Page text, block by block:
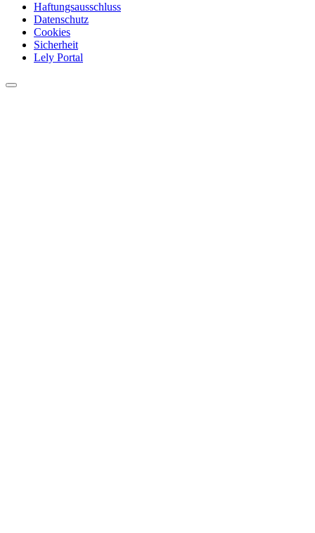
Haftungsausschluss
Datenschutz
Cookies
Sicherheit
Lely Portal